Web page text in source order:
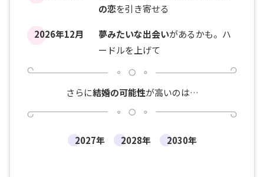
の恋を引き寄せる
2026年12月 夢みたいな出会いがあるかも。ハ
ードルを上げて
さらに結婚の可能性が高いのは…
2027年 2028年 2030年